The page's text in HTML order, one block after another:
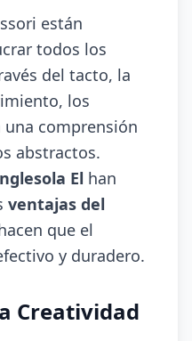
están
todos los
del tacto, la
los
comprensión
abstractos.
El han
ventajas del
que el
y duradero.
Creatividad